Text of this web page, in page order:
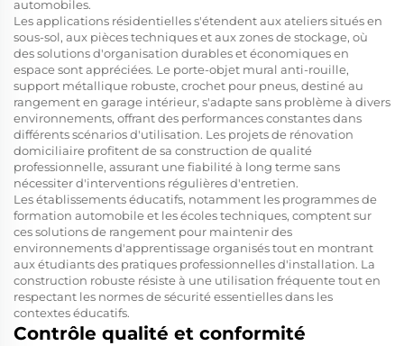
automobiles.
Les applications résidentielles s'étendent aux ateliers situés en
sous-sol, aux pièces techniques et aux zones de stockage, où
des solutions d'organisation durables et économiques en
espace sont appréciées. Le porte-objet mural anti-rouille,
support métallique robuste, crochet pour pneus, destiné au
rangement en garage intérieur, s'adapte sans problème à divers
environnements, offrant des performances constantes dans
différents scénarios d'utilisation. Les projets de rénovation
domiciliaire profitent de sa construction de qualité
professionnelle, assurant une fiabilité à long terme sans
nécessiter d'interventions régulières d'entretien.
Les établissements éducatifs, notamment les programmes de
formation automobile et les écoles techniques, comptent sur
ces solutions de rangement pour maintenir des
environnements d'apprentissage organisés tout en montrant
aux étudiants des pratiques professionnelles d'installation. La
construction robuste résiste à une utilisation fréquente tout en
respectant les normes de sécurité essentielles dans les
contextes éducatifs.
Contrôle qualité et conformité